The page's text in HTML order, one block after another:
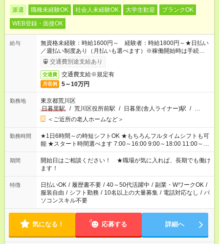
派遣 職種未経験OK 社会人未経験OK 大学生歓迎
ブランクOK
WEB登録・面接OK
給与
無資格未経験：時給1600円～ 経験者：時給1800円～★日払い
／週払い制度あり（月払いも選べます）※稼働開始時は手続き完
了次第のお支払いとなります。
交通費別途支給あり
交通費 交通費支給※規定有
月収例 5～10万円
勤務地
東京都荒川区
日暮里駅
/ 荒川区役所前駅 / 日暮里(舎人ライナー)駅 / …
＜ご近所の老人ホームなど＞
勤務時間
★1日6時間～の時短シフトOK ★もちろんフルタイムシフトも可
能 ★スタート時間選べます 7:00～16:00 9:00～18:00 11:00～
20:00 など 残業なし！ ※Wワークの場合、他のお仕事と合わせ
週40時間超の就業はご案内できません ※法令に基づき、週20時
間以上勤務は社会保険への加入対象となります ※労働者派遣法
（日雇い派遣の原則禁止）により、短時間・短期間の就業はご
案内が難しい場合があります
期間
開始日はご相談ください！ ★職場が気に入れば、長期でも働け
ます！
特徴 日払いOK / 履歴書不要 / 40～50代活躍中 / 副業・WワークOK /
服装自由 / シフト勤務 / 10名以上の大量募集 / 電話対応なし / パ
ソコンスキル不要
気になる！ 応募する 詳細へ